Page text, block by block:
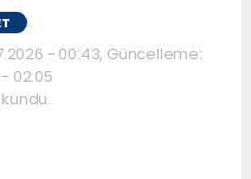
- 00:43, Güncelleme:
02:05